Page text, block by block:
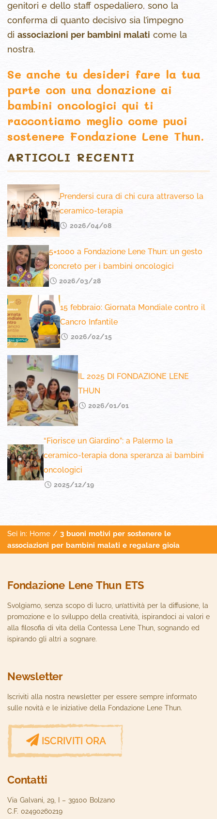
genitori e dello staff ospedaliero, sono la
conferma di quanto decisivo sia l’impegno
di associazioni per bambini malati come la
nostra.
Se anche tu desideri fare la tua
parte con una donazione ai
bambini oncologici qui ti
raccontiamo meglio come puoi
sostenere Fondazione Lene Thun.
ARTICOLI RECENTI
Prendersi cura di chi cura attraverso la
ceramico-terapia
2026/04/08
5×1000 a Fondazione Lene Thun: un gesto
concreto per i bambini oncologici
2026/03/28
15 febbraio: Giornata Mondiale contro il
Cancro Infantile
2026/02/15
IL 2025 DI FONDAZIONE LENE
THUN
2026/01/01
“Fiorisce un Giardino”: a Palermo la
ceramico-terapia dona speranza ai bambini
oncologici
2025/12/19
Sei in: Home / 3 buoni motivi per sostenere le
associazioni per bambini malati e regalare gioia
Fondazione Lene Thun ETS
Svolgiamo, senza scopo di lucro, un’attività per la diffusione, la
promozione e lo sviluppo della creatività, ispirandoci ai valori e
alla filosofia di vita della Contessa Lene Thun, sognando ed
ispirando gli altri a sognare.
Newsletter
Iscriviti alla nostra newsletter per essere sempre informato
sulle novità e le iniziative della Fondazione Lene Thun.
ISCRIVITI ORA
Contatti
Via Galvani, 29, I – 39100 Bolzano
C.F. 02490260219